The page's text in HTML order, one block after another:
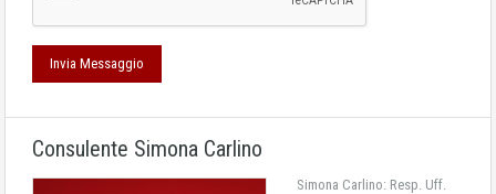
Consulente Simona Carlino
Simona Carlino: Resp. Uff.